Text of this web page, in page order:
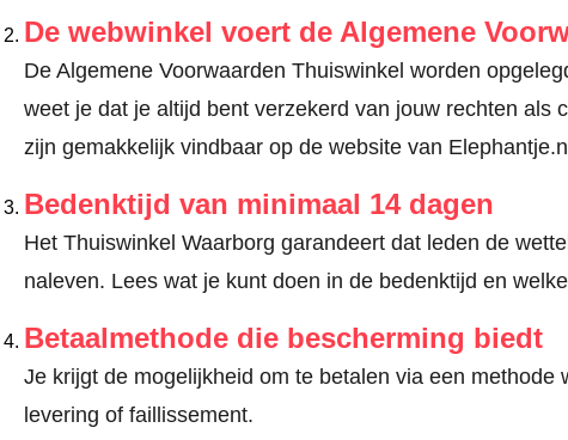
De webwinkel voert de Algemene
De Algemene Voorwaarden Thuiswinkel worden
weet je dat je altijd bent verzekerd van jouw rechten als
zijn gemakkelijk vindbaar op de website van
Bedenktijd van minimaal 14 dagen
Het Thuiswinkel Waarborg garandeert dat leden de
naleven. Lees wat je kunt doen in de bedenktijd en
Betaalmethode die bescherming biedt
Je krijgt de mogelijkheid om te betalen via een
levering of faillissement.